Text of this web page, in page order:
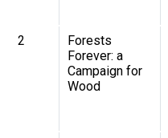
2
Forests
Forever: a
Campaign for
Wood